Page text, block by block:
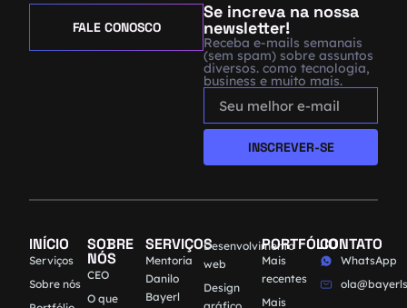
Se increva na nossa
newsletter!
Receba e-mails semanais
(sem spam) sobre assuntos
diversos. como tecnologia,
business e muito mais.
INSCREVER-SE
FALE CONOSCO
INÍCIO
Serviços
Sobre nós
SOBRE
NÓS
CEO
O que
SERVIÇOS
Mentoria
Danilo
Bayerl
Desenvolvimento
web
Design
PORTFÓLIO
Mais
recentes
Mais
CONTATO
WhatsApp